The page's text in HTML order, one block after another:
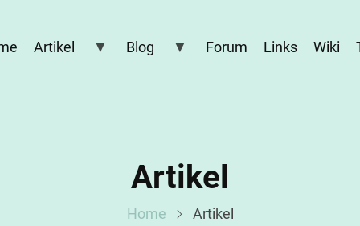
Artikel Blog Forum Links Wiki
Artikel
Home Artikel